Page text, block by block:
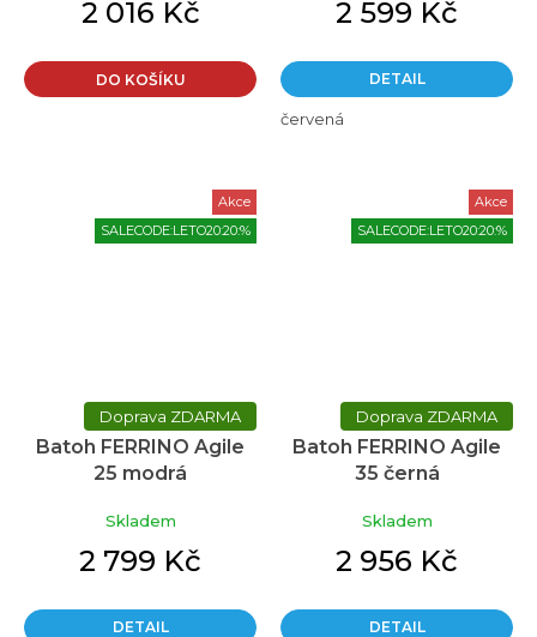
2 016 Kč
DO KOŠÍKU
2 599 Kč
DETAIL
červená
Akce
SALECODE:LETO20:20:%
ZDARMA
Batoh FERRINO Agile
25 modrá
Skladem
2 799 Kč
DETAIL
Akce
SALECODE:LETO20:20:%
ZDARMA
Batoh FERRINO Agile
35 černá
Skladem
2 956 Kč
DETAIL